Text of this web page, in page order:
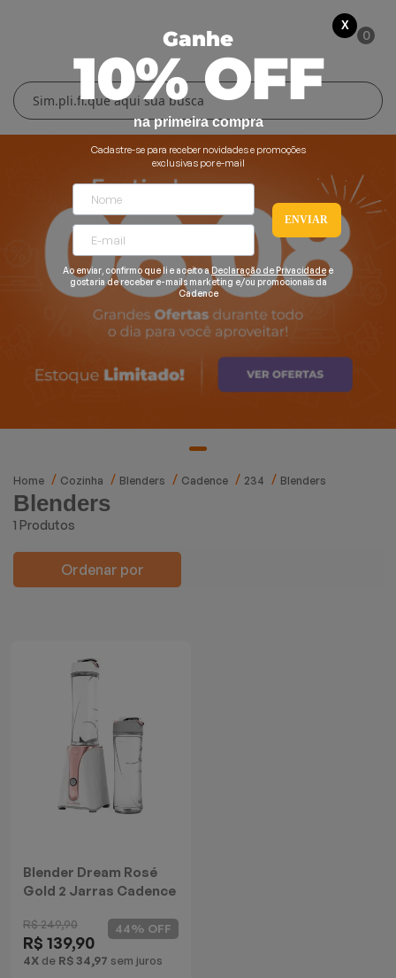
0
Home Cozinha Blenders Cadence 234 Blenders
Blenders
1 Produtos
Ordenar por
Blender Dream Rosé
Gold 2 Jarras Cadence
R$ 249,90
R$ 139,90
4X de R$ 34,97 sem juros
44% OFF
X
Ganhe
10% OFF
na primeira compra
Cadastre-se para receber novidades e promoções
exclusivas por e-mail
ENVIAR
Ao enviar, confirmo que li e aceito a Declaração de Privacidade e
gostaria de receber e-mails marketing e/ou promocionais da
Cadence
Cozinha
Blenders
Liquidificadores
Grills e Sanduicheiras
Chaleiras Elétricas
Coifas
Panelas Elétricas
Máquina de Waffle
Bebedouros
Batedeiras
Lar
Ferros e Passadeiras
Conforto Térmico
Aquecedores
Climatizadores
Ventiladores
Cuidados Pessoais
Escovas Secadoras
Secadores
Cortadores de Cabelo
Pranchas